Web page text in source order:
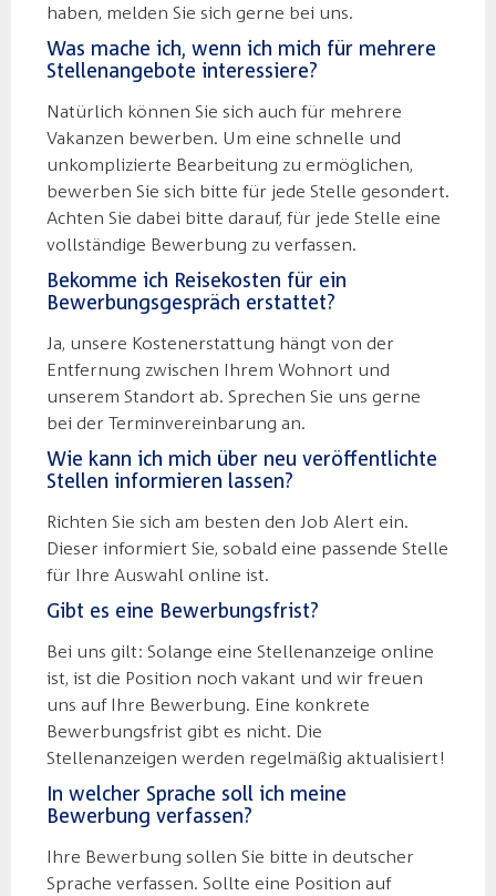
haben, melden Sie sich gerne bei uns.
Was mache ich, wenn ich mich für mehrere
Stellenangebote interessiere?
Natürlich können Sie sich auch für mehrere
Vakanzen bewerben. Um eine schnelle und
unkomplizierte Bearbeitung zu ermöglichen,
bewerben Sie sich bitte für jede Stelle gesondert.
Achten Sie dabei bitte darauf, für jede Stelle eine
vollständige Bewerbung zu verfassen.
Bekomme ich Reisekosten für ein
Bewerbungsgespräch erstattet?
Ja, unsere Kostenerstattung hängt von der
Entfernung zwischen Ihrem Wohnort und
unserem Standort ab. Sprechen Sie uns gerne
bei der Terminvereinbarung an.
Wie kann ich mich über neu veröffentlichte
Stellen informieren lassen?
Richten Sie sich am besten den Job Alert ein.
Dieser informiert Sie, sobald eine passende Stelle
für Ihre Auswahl online ist.
Gibt es eine Bewerbungsfrist?
Bei uns gilt: Solange eine Stellenanzeige online
ist, ist die Position noch vakant und wir freuen
uns auf Ihre Bewerbung. Eine konkrete
Bewerbungsfrist gibt es nicht. Die
Stellenanzeigen werden regelmäßig aktualisiert!
In welcher Sprache soll ich meine
Bewerbung verfassen?
Ihre Bewerbung sollen Sie bitte in deutscher
Sprache verfassen. Sollte eine Position auf